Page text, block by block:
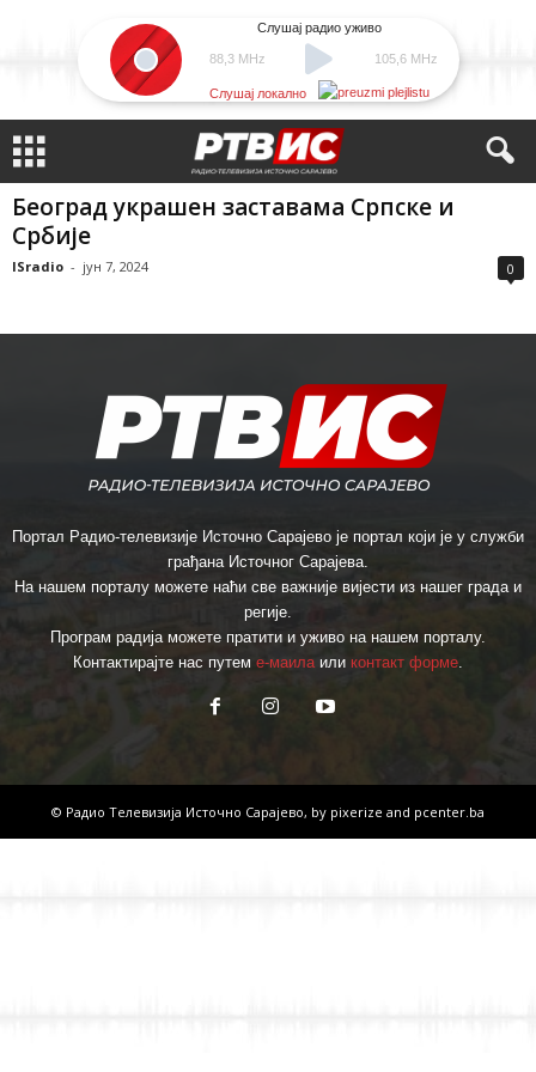
88,3 MHz
Слушај радио уживо
105,6 MHz
Слушај локално
Београд украшен заставама Српске и
Србије
ISradio - јун 7, 2024 0
Портал Радио-телевизије Источно Сарајево је портал који је у служби
грађана Источног Сарајева.
На нашем порталу можете наћи све важније вијести из нашег града и
регије.
Програм радија можете пратити и уживо на нашем порталу.
Контактирајте нас путем е-маилаили контакт форме.
© Радио Телевизија Источно Сарајево, by pixerize and pcenter.ba